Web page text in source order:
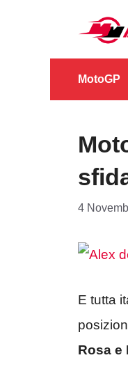
contenuto
MotoGP
4
E tutta
Rosa e